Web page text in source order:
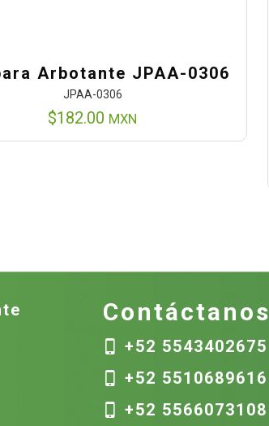
Arbotante JPAA-0306
JPAA-0306
$182.00 MXN
Contáctanos
+52 5543402675
+52 5510689616
+52 5566073108